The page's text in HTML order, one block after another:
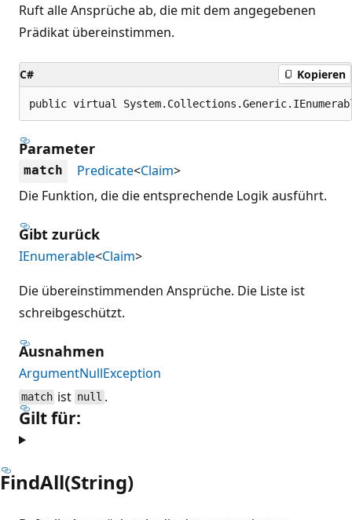
Ruft alle Ansprüche ab, die mit dem angegebenen
Prädikat übereinstimmen.
C# Kopieren
public virtual
Parameter
match Predicate<Claim>
Die Funktion, die die entsprechende Logik ausführt.
Gibt zurück
IEnumerable<Claim>
Die übereinstimmenden Ansprüche. Die Liste ist
schreibgeschützt.
Ausnahmen
ArgumentNullException
match ist null .
Gilt für:
FindAll(String)